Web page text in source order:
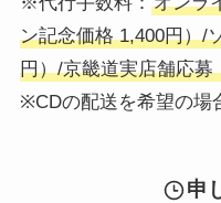
ン記念価格 1,400円）/
円）/京畿道実店舗応募
※CDの配送を希望の場
申